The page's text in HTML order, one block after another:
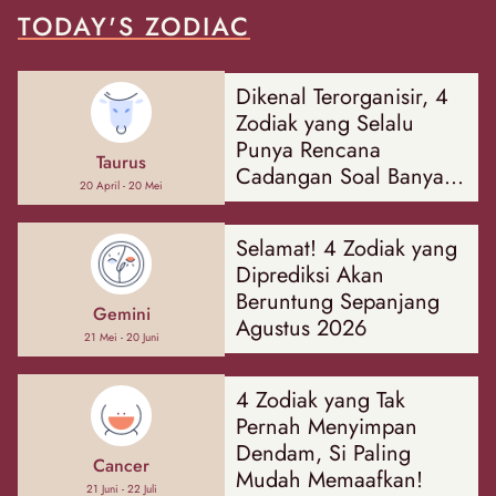
TODAY'S ZODIAC
Taurus
20 April - 20 Mei
Dikenal Terorganisir, 4
Zodiak yang Selalu
Punya Rencana
Cadangan Soal Banyak
Hal
Gemini
21 Mei - 20 Juni
Selamat! 4 Zodiak yang
Diprediksi Akan
Beruntung Sepanjang
Agustus 2026
Cancer
21 Juni - 22 Juli
4 Zodiak yang Tak
Pernah Menyimpan
Dendam, Si Paling
Mudah Memaafkan!